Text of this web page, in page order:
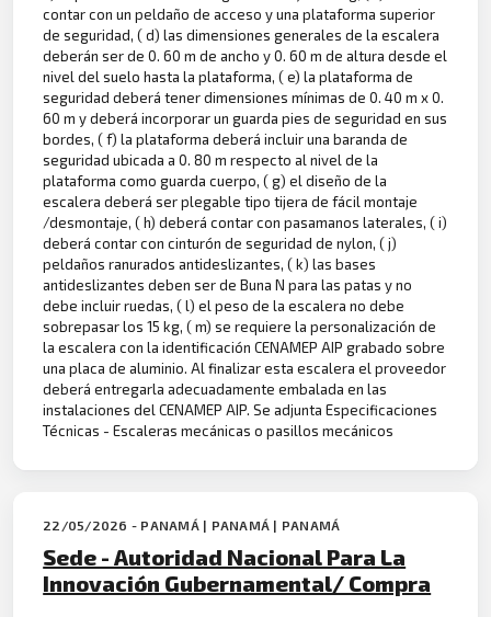
contar con un peldaño de acceso y una plataforma superior
de seguridad, ( d) las dimensiones generales de la escalera
deberán ser de 0. 60 m de ancho y 0. 60 m de altura desde el
nivel del suelo hasta la plataforma, ( e) la plataforma de
seguridad deberá tener dimensiones mínimas de 0. 40 m x 0.
60 m y deberá incorporar un guarda pies de seguridad en sus
bordes, ( f) la plataforma deberá incluir una baranda de
seguridad ubicada a 0. 80 m respecto al nivel de la
plataforma como guarda cuerpo, ( g) el diseño de la
escalera deberá ser plegable tipo tijera de fácil montaje
/desmontaje, ( h) deberá contar con pasamanos laterales, ( i)
deberá contar con cinturón de seguridad de nylon, ( j)
peldaños ranurados antideslizantes, ( k) las bases
antideslizantes deben ser de Buna N para las patas y no
debe incluir ruedas, ( l) el peso de la escalera no debe
sobrepasar los 15 kg, ( m) se requiere la personalización de
la escalera con la identificación CENAMEP AIP grabado sobre
una placa de aluminio. Al finalizar esta escalera el proveedor
deberá entregarla adecuadamente embalada en las
instalaciones del CENAMEP AIP. Se adjunta Especificaciones
Técnicas - Escaleras mecánicas o pasillos mecánicos
22/05/2026 - PANAMÁ | PANAMÁ | PANAMÁ
Sede - Autoridad Nacional Para La
Innovación Gubernamental/ Compra